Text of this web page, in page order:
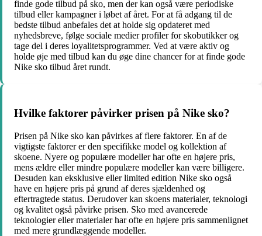
finde gode tilbud på sko, men der kan også være periodiske
tilbud eller kampagner i løbet af året. For at få adgang til de
bedste tilbud anbefales det at holde sig opdateret med
nyhedsbreve, følge sociale medier profiler for skobutikker og
tage del i deres loyalitetsprogrammer. Ved at være aktiv og
holde øje med tilbud kan du øge dine chancer for at finde gode
Nike sko tilbud året rundt.
Hvilke faktorer påvirker prisen på Nike sko?
Prisen på Nike sko kan påvirkes af flere faktorer. En af de
vigtigste faktorer er den specifikke model og kollektion af
skoene. Nyere og populære modeller har ofte en højere pris,
mens ældre eller mindre populære modeller kan være billigere.
Desuden kan eksklusive eller limited edition Nike sko også
have en højere pris på grund af deres sjældenhed og
eftertragtede status. Derudover kan skoens materialer, teknologi
og kvalitet også påvirke prisen. Sko med avancerede
teknologier eller materialer har ofte en højere pris sammenlignet
med mere grundlæggende modeller.